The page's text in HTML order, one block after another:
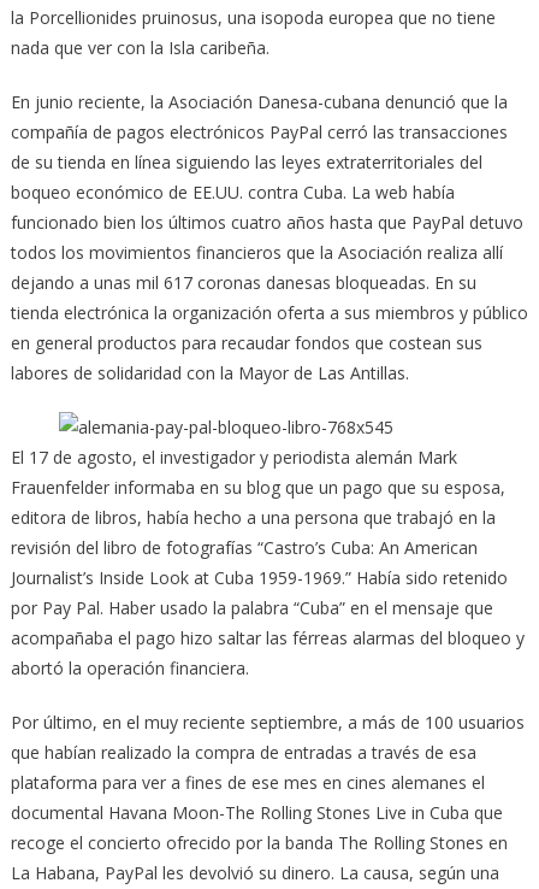
la Porcellionides pruinosus, una isopoda europea que no tiene
nada que ver con la Isla caribeña.
En junio reciente, la Asociación Danesa-cubana denunció que la
compañía de pagos electrónicos PayPal cerró las transacciones
de su tienda en línea siguiendo las leyes extraterritoriales del
boqueo económico de EE.UU. contra Cuba. La web había
funcionado bien los últimos cuatro años hasta que PayPal detuvo
todos los movimientos financieros que la Asociación realiza allí
dejando a unas mil 617 coronas danesas bloqueadas. En su
tienda electrónica la organización oferta a sus miembros y público
en general productos para recaudar fondos que costean sus
labores de solidaridad con la Mayor de Las Antillas.
El 17 de agosto, el investigador y periodista alemán Mark
Frauenfelder informaba en su blog que un pago que su esposa,
editora de libros, había hecho a una persona que trabajó en la
revisión del libro de fotografías “Castro’s Cuba: An American
Journalist’s Inside Look at Cuba 1959-1969.” Había sido retenido
por Pay Pal. Haber usado la palabra “Cuba” en el mensaje que
acompañaba el pago hizo saltar las férreas alarmas del bloqueo y
abortó la operación financiera.
Por último, en el muy reciente septiembre, a más de 100 usuarios
que habían realizado la compra de entradas a través de esa
plataforma para ver a fines de ese mes en cines alemanes el
documental Havana Moon-The Rolling Stones Live in Cuba que
recoge el concierto ofrecido por la banda The Rolling Stones en
La Habana, PayPal les devolvió su dinero. La causa, según una